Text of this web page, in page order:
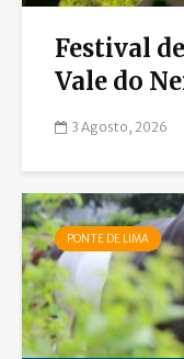
Festival
Vale do
3 Agosto, 2026
PONTE DE LIMA